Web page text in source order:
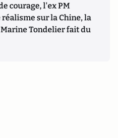
courage, l'ex PM
sur la Chine, la
Tondelier fait du